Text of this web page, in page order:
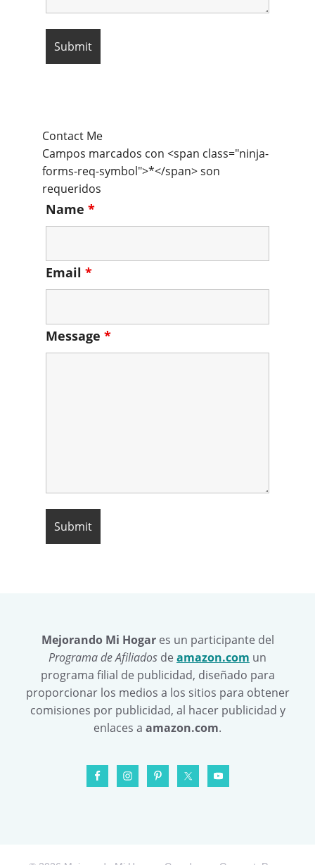
Contact Me
Campos marcados con <span class="ninja-
forms-req-symbol">*</span> son
requeridos
Name *
Email *
Message *
Mejorando Mi Hogares un participante del
Programa de Afiliados de amazon.com un
programa filial de publicidad, diseñado para
proporcionar los medios a los sitios para obtener
comisiones por publicidad, al hacer publicidad y
enlaces a amazon.com.